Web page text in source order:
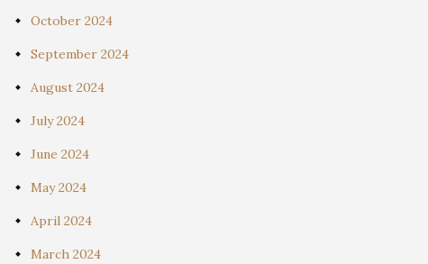
October 2024
September 2024
August 2024
July 2024
June 2024
May 2024
April 2024
March 2024